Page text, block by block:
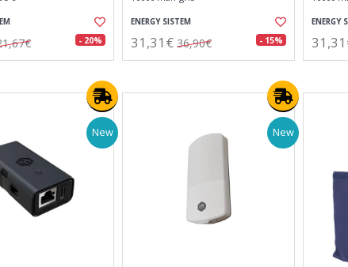
- 20%
ENERGY SISTEM
31,31€ 36,90€ - 15%
ENERGY
New New